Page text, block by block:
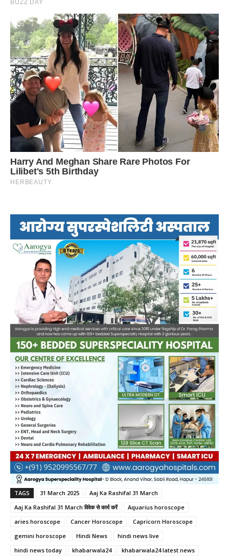
TAGS 31 March 2025
Aaj Ka Rashifal 31 March
Aaj Ka Rashifal 31 March विवेक से कार्य करें
Aquarius horoscope
aries horoscope
Cancer Horoscope
Capricorn Horoscope
gemini horoscope
Hindi News
hindi news live
hindi news today
khabarwala24
khabarwala24 latest news